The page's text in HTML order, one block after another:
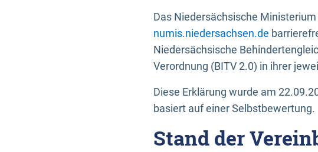
Das Niedersächsische
numis.niedersachsen.de
Niedersächsische
Verordnung (BITV 2.0) in ihrer
Diese Erklärung wurde am
basiert auf einer Selbstbewertung.
Stand der